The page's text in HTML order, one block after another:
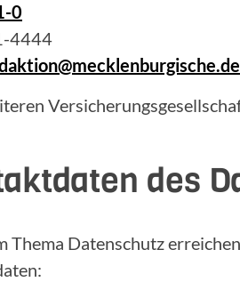
0
4444
des
Thema Datenschutz